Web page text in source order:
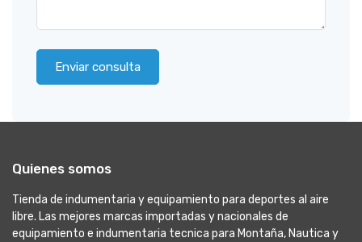
Enviar consulta
Quienes somos
Tienda de indumentaria y equipamiento para deportes al aire
libre. Las mejores marcas importadas y nacionales de
equipamiento e indumentaria tecnica para Montaña, Nautica y